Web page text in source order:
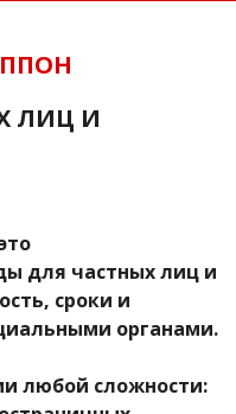
ЛИЦ И
для частных лиц и
сроки и
органами.
любой сложности: